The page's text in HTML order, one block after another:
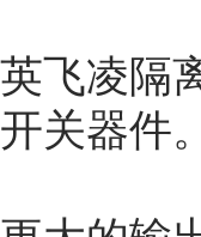
英飞凌隔
开关器件